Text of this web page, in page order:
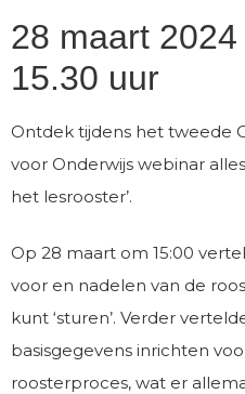
28 maart
15.30 uur
Ontdek tijdens het tweede
voor Onderwijs webinar
het lesrooster’.
Op 28 maart om 15:00
voor en nadelen van de
kunt ‘sturen’. Verder
basisgegevens inrichten
roosterproces, wat er